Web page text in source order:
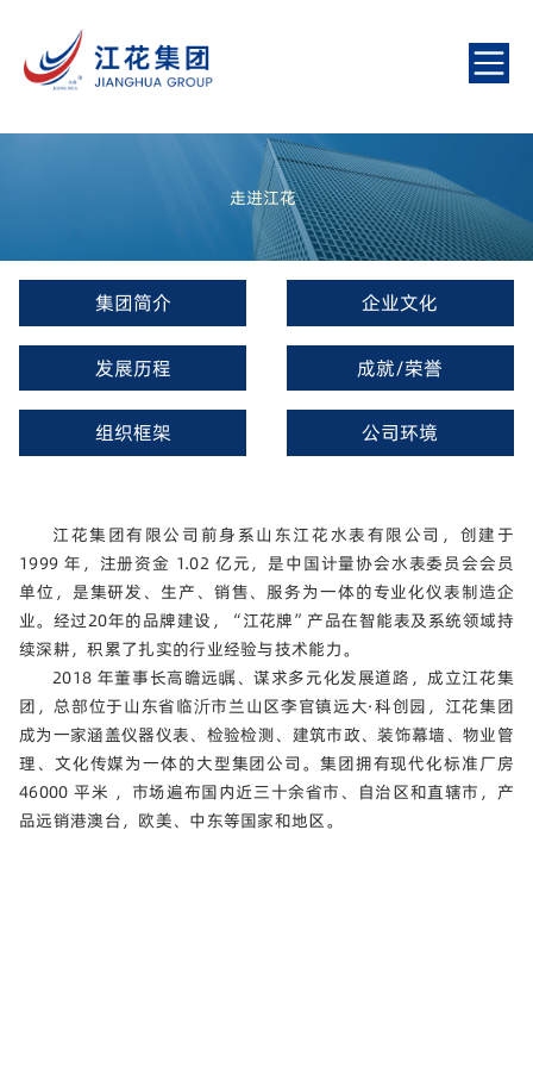
走进江花
集团简介 企业文化
发展历程 成就/荣誉
组织框架 公司环境
江花集团有限公司前身系山东江花水表有限公司，创建于
1999 年，注册资金 1.02 亿元，是中国计量协会水表委员会会员
单位，是集研发、生产、销售、服务为一体的专业化仪表制造企
业。经过20年的品牌建设，“江花牌”产品在智能表及系统领域持
续深耕，积累了扎实的行业经验与技术能力。
2018 年董事长高瞻远瞩、谋求多元化发展道路，成立江花集
团，总部位于山东省临沂市兰山区李官镇远大·科创园，江花集团
成为一家涵盖仪器仪表、检验检测、建筑市政、装饰幕墙、物业管
理、文化传媒为一体的大型集团公司。集团拥有现代化标准厂房
46000 平米 ，市场遍布国内近三十余省市、自治区和直辖市，产
品远销港澳台，欧美、中东等国家和地区。